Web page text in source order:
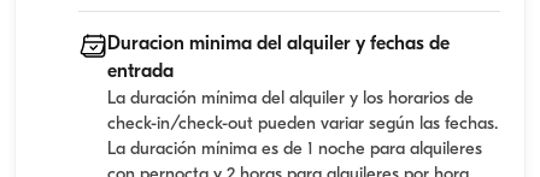
Duracion minima del alquiler y fechas de
entrada
La duración mínima del alquiler y los horarios de
check-in/check-out pueden variar según las fechas.
La duración mínima es de 1 noche para alquileres